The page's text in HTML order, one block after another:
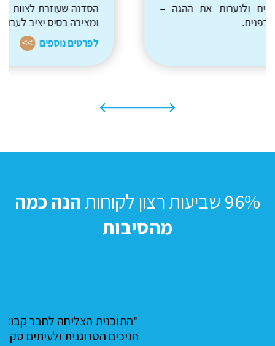
הסדנה שעוזרת לצוות למצוא את הבהירות בעשייה,
ומציבה בסיס יציב לעבודה חינוכית עמוקה.
96% שביעות רצון לקוחות
הנה כמה
מהסיבות
"התוכנית הצליחה לחבר קבוצת
חניכים הטרוגנית ולעיתים סקפטית